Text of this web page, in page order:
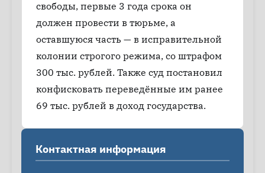
свободы, первые 3 года срока он
должен провести в тюрьме, а
оставшуюся часть — в исправительной
колонии строгого режима, со штрафом
300 тыс. рублей. Также суд постановил
конфисковать переведённые им ранее
69 тыс. рублей в доход государства.
Контактная информация